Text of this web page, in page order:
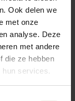
Ook delen we
met onze
analyse. Deze
met andere
die ze hebben
services.
Wij bezorgen
en op